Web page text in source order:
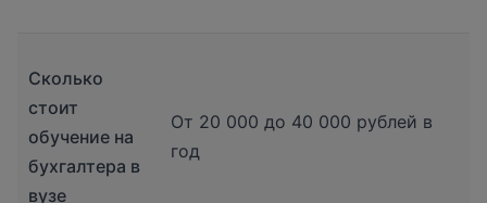
Сколько
стоит
обучение на
бухгалтера в
вузе
От 20 000 до 40 000 рублей в
год